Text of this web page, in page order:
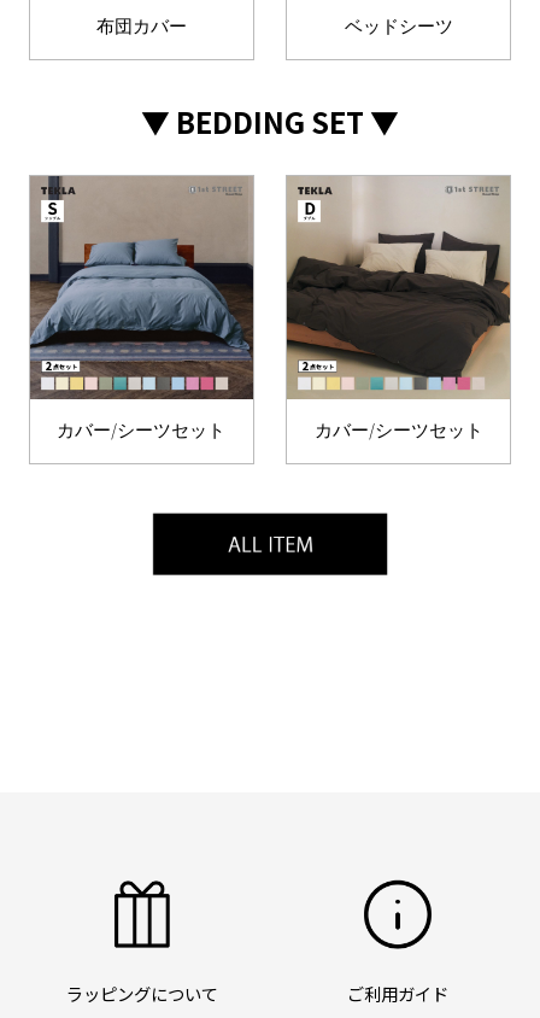
布団カバー ベッドシーツ
▼ BEDDING SET ▼
カバー/シーツセット カバー/シーツセット